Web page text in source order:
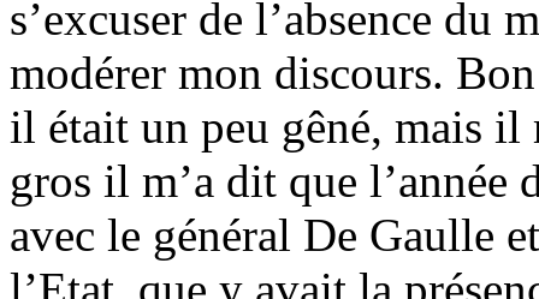
s’excuser de l’absence du
modérer mon discours.
il était un peu gêné, mais
gros il m’a dit que l’année
avec le général De Gaulle
l’Etat, que y avait la